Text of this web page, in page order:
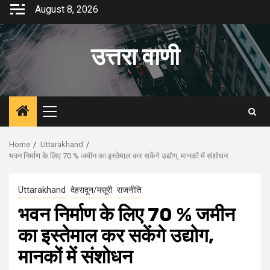
Skip
content
August 8, 2026
उत्तरा वाणी
Primary
Menu
Home
Uttarakhand
भवन निर्माण के लिए 70 % जमीन का इस्तेमाल कर सकेंगे उद्योग, मानकों में संशोधन
Uttarakhand देहरादून/मसूरी राजनीति
भवन निर्माण के लिए 70 % जमीन
का इस्तेमाल कर सकेंगे उद्योग,
मानकों में संशोधन